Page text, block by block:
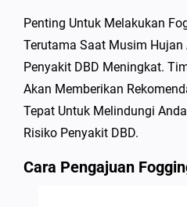
Penting Untuk Melakukan
Terutama Saat Musim Hujan
Penyakit DBD Meningkat.
Akan Memberikan
Tepat Untuk Melindungi
Risiko Penyakit DBD.
Cara Pengajuan